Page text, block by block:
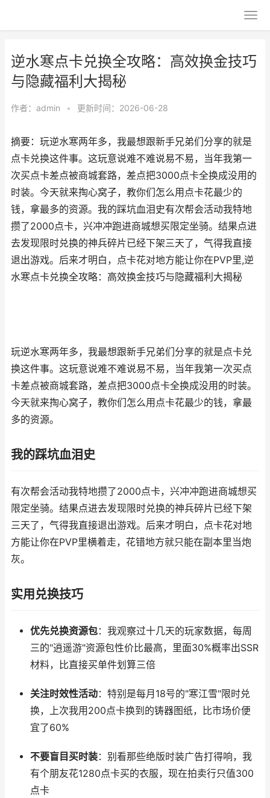
逆水寒点卡兑换全攻略：高效换金技巧
与隐藏福利大揭秘
作者： admin • 更新时间：2026-06-28
摘要：玩逆水寒两年多，我最想跟新手兄弟们分享的就是
点卡兑换这件事。这玩意说难不难说易不易，当年我第一
次买点卡差点被商城套路，差点把3000点卡全换成没用的
时装。今天就来掏心窝子，教你们怎么用点卡花最少的
钱，拿最多的资源。我的踩坑血泪史有次帮会活动我特地
攒了2000点卡，兴冲冲跑进商城想买限定坐骑。结果点进
去发现限时兑换的神兵碎片已经下架三天了，气得我直接
退出游戏。后来才明白，点卡花对地方能让你在PVP里,逆
水寒点卡兑换全攻略：高效换金技巧与隐藏福利大揭秘
玩逆水寒两年多，我最想跟新手兄弟们分享的就是点卡兑
换这件事。这玩意说难不难说易不易，当年我第一次买点
卡差点被商城套路，差点把3000点卡全换成没用的时装。
今天就来掏心窝子，教你们怎么用点卡花最少的钱，拿最
多的资源。
我的踩坑血泪史
有次帮会活动我特地攒了2000点卡，兴冲冲跑进商城想买
限定坐骑。结果点进去发现限时兑换的神兵碎片已经下架
三天了，气得我直接退出游戏。后来才明白，点卡花对地
方能让你在PVP里横着走，花错地方就只能在副本里当炮
灰。
实用兑换技巧
优先兑换资源包：我观察过十几天的玩家数据，每周
三的"逍遥游"资源包性价比最高，里面30%概率出SSR
材料，比直接买单件划算三倍
关注时效性活动：特别是每月18号的"寒江雪"限时兑
换，上次我用200点卡换到的铸器图纸，比市场价便
宜了60%
不要盲目买时装：别看那些绝版时装广告打得响，我
有个朋友花1280点卡买的衣服，现在拍卖行只值300
点卡